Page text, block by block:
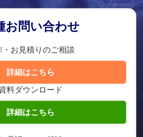
お問い合わせ
・お見積りのご相談
詳細はこちら
料ダウンロード
詳細はこちら